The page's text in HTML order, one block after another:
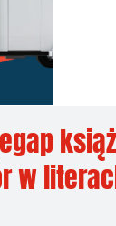
w